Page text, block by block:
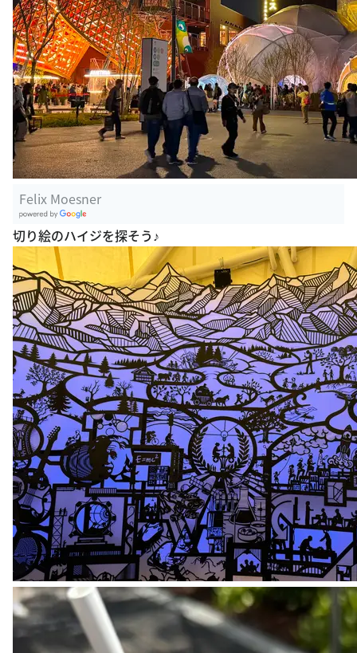
Felix Moesner
oogle Plac
es
切り絵のハイジを探そう♪